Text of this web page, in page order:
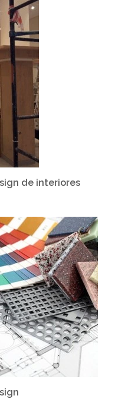
de interiores